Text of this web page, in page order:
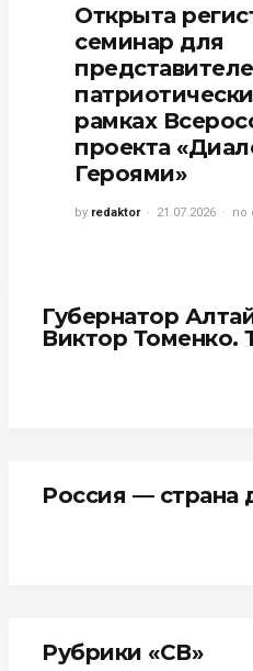
Открыта
семинар для
рамках
проекта
Героями»
by redaktor 21.07.2026 no
Губернатор
Виктор Томенко.
Россия — страна
Рубрики «СВ»